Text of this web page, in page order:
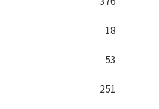
18
53
251